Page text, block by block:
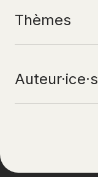
Thèmes
Auteur·ice·s